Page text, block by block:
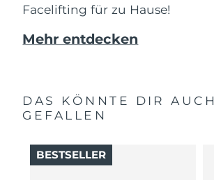
Facelifting für zu Hause!
Mehr entdecken
DAS KÖNNTE DIR AUCH
GEFALLEN
BESTSELLER